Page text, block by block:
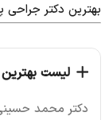
بهترین دکتر جراحی
لیست بهترین
دکتر محمد